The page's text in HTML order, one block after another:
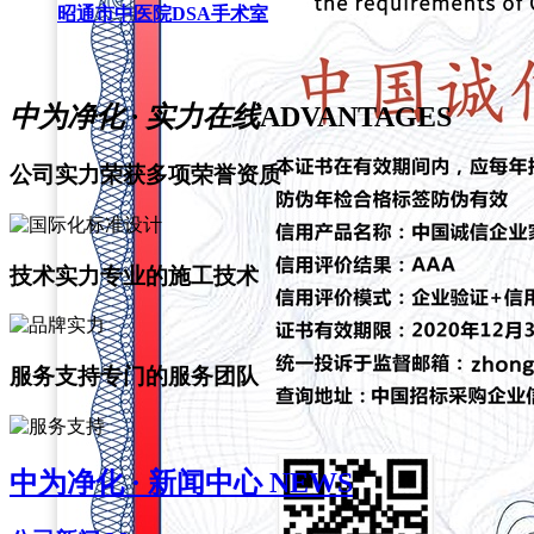
昭通市中医院DSA手术室
中为净化 · 实力在线ADVANTAGES
公司实力荣获多项荣誉资质
技术实力专业的施工技术
服务支持专门的服务团队
中为净化 · 新闻中心 NEWS